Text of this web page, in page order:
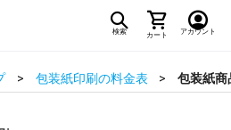
検索 カート アカウント
包装紙印刷の料金表 包装紙商